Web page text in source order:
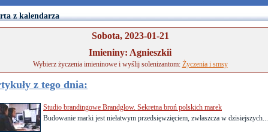
z kalendarza
Sobota, 2023-01-21
Imieniny: Agnieszkii
Wybierz życzenia imieninowe i wyślij solenizantom: Życzenia i smsy
z tego dnia:
Studio brandingowe Brandglow. Sekretna broń polskich marek
Budowanie marki jest niełatwym przedsięwzięciem, zwłaszcza w dzisiejszych...